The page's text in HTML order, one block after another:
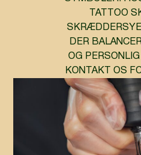
TATTOO
DER
OG
KONTAKT OS